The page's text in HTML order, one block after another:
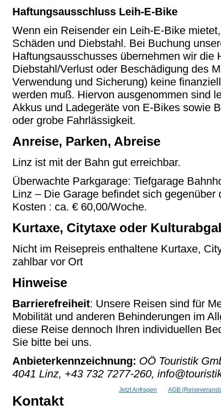
Haftungsausschluss Leih-E-Bike
Wenn ein Reisender ein Leih-E-Bike
Schäden und Diebstahl. Bei Buchung
Haftungsausschusses übernehmen wir die
Diebstahl/Verlust oder Beschädigung des
Verwendung und Sicherung) keine
werden muß. Hiervon ausgenommen sind
Akkus und Ladegeräte von E-Bikes sowie
oder grobe Fahrlässigkeit.
Anreise, Parken, Abreise
Linz ist mit der Bahn gut erreichbar.
Überwachte Parkgarage: Tiefgarage
Linz – Die Garage befindet sich
Kosten : ca. € 60,00/Woche.
Kurtaxe, Citytaxe oder
Nicht im Reisepreis enthaltene Kurtaxe,
zahlbar vor Ort
Hinweise
Barrierefreiheit: Unsere Reisen sind für
Mobilität und anderen Behinderungen im
diese Reise dennoch Ihren individuellen
Sie bitte bei uns.
Anbieterkennzeichnung: OÖ Touristik
4041 Linz, +43 732 7277-260,
Jetzt Anfragen AGB
Kontakt